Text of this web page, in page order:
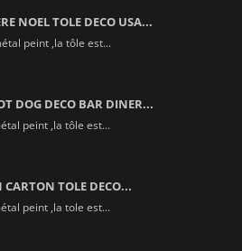
NOEL TOLE DECO USA...
peint ,la tôle est...
DOG DECO BAR DINER...
peint ,la tôle est...
CARTON TOLE DECO...
peint ,la tole est...